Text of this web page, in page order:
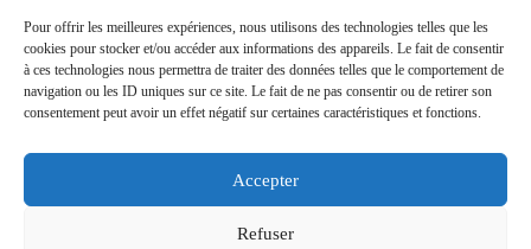
Pour offrir les meilleures expériences, nous utilisons des technologies telles que les
cookies pour stocker et/ou accéder aux informations des appareils. Le fait de consentir
à ces technologies nous permettra de traiter des données telles que le comportement de
navigation ou les ID uniques sur ce site. Le fait de ne pas consentir ou de retirer son
consentement peut avoir un effet négatif sur certaines caractéristiques et fonctions.
Accepter
Refuser
✆06 22 39 73 24
✉contact@amgh-immobilier.com
Copyright © 2026 - André Machado Gonzalez Immobilier